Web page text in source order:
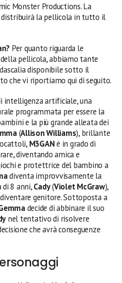
Monster Productions. La
distribuirà la pellicola in tutto il
Per quanto riguarda le
della pellicola, abbiamo tante
disponibile sotto il
che vi riportiamo qui di seguito.
intelligenza artificiale, una
programmata per essere la
e la più grande alleata dei
(Allison Williams), brillante
M3GANè in grado di
diventando amica e
e protettrice del bambino a
diventa improvvisamente la
8 anni,Cady(Violet McGraw),
genitore. Sottoposta a
decide di abbinare il suo
nel tentativo di risolvere
che avrà conseguenze